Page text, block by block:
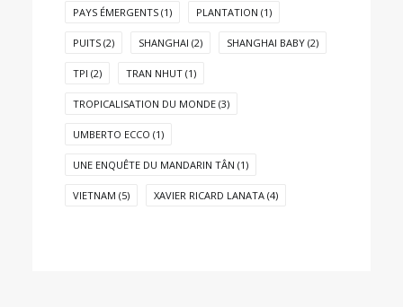
PAYS ÉMERGENTS (1) PLANTATION (1)
PUITS (2) SHANGHAI (2) SHANGHAI BABY (2)
TPI (2) TRAN NHUT (1)
TROPICALISATION DU MONDE (3)
UMBERTO ECCO (1)
UNE ENQUÊTE DU MANDARIN TÂN (1)
VIETNAM (5) XAVIER RICARD LANATA (4)